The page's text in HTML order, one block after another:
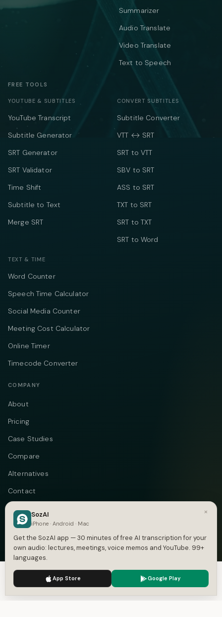
Summarizer
Audio Translate
Video Translate
Text to Speech
FREE TOOLS
YOUTUBE & SUBTITLES
YouTube Transcript
Subtitle Generator
SRT Generator
SRT Validator
Time Shift
Subtitle to Text
Merge SRT
CONVERT SUBTITLES
Subtitle Converter
VTT ↔ SRT
SRT to VTT
SBV to SRT
ASS to SRT
TXT to SRT
SRT to TXT
SRT to Word
TEXT & TIME
Word Counter
Speech Time Calculator
Social Media Counter
Meeting Cost Calculator
Online Timer
Timecode Converter
COMPANY
About
Pricing
Case Studies
Compare
Alternatives
Contact
Blog
Privacy
Terms
DMCA
We use cookies to enhance your experience.
×
SozAI
iPhone · Android · Mac
Get the SozAI app — 30 minutes of free AI transcription for your
own audio: lectures, meetings, voice memos and YouTube. 99+
languages.
App Store Google Play